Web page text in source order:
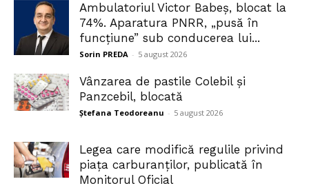
Ambulatoriul Victor Babeș, blocat la
74%. Aparatura PNRR, „pusă în
funcțiune” sub conducerea lui...
Sorin PREDA - 5 august 2026
Vânzarea de pastile Colebil și
Panzcebil, blocată
Ștefana Teodoreanu - 5 august 2026
Legea care modifică regulile privind
piața carburanților, publicată în
Monitorul Oficial